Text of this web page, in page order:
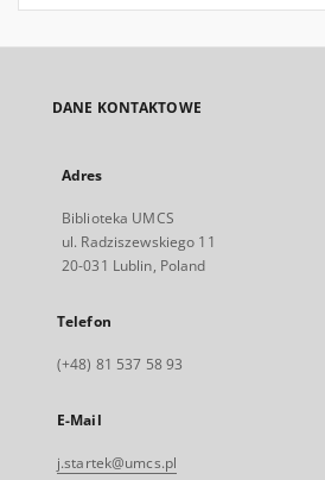
DANE KONTAKTOWE
Adres
Biblioteka UMCS
ul. Radziszewskiego 11
20-031 Lublin, Poland
Telefon
(+48) 81 537 58 93
E-Mail
j.startek@umcs.pl